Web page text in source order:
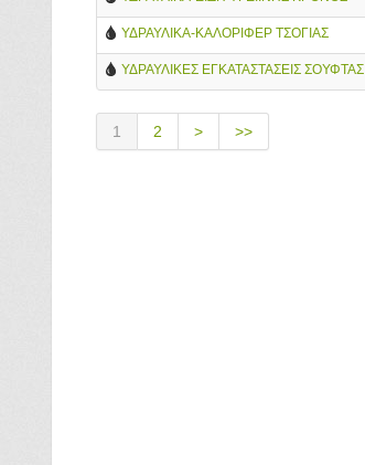
ΥΔΡΑΥΛΙΚΑ-ΚΑΛΟΡΙΦΕΡ ΤΣΟΓΙΑΣ
ΥΔΡΑΥΛΙΚΕΣ ΕΓΚΑΤΑΣΤΑΣΕΙΣ ΣΟΥΦΤΑΣ
1 2 > >>